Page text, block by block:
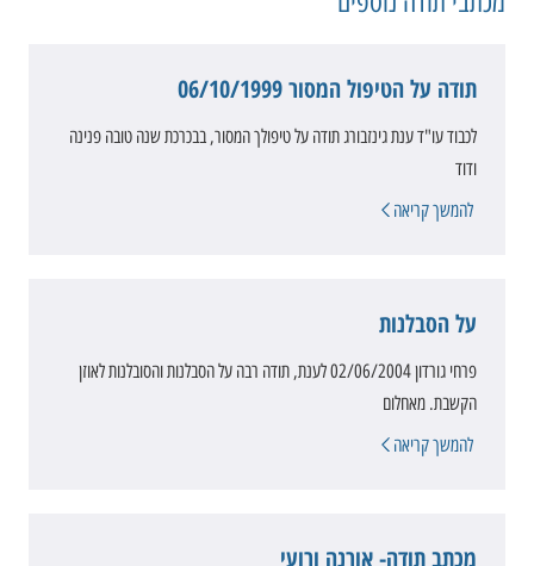
תודה על הטיפול המסור 06/10/1999
לכבוד עו"ד ענת גינזבורג תודה על טיפולך המסור, בבכרכת שנה טובה פנינה
ודוד
להמשך קריאה
על הסבלנות
פרחי גורדון 02/06/2004 לענת, תודה רבה על הסבלנות והסובלנות לאוזן
הקשבת. מאחלום
להמשך קריאה
מכתב תודה- אורנה ורועי